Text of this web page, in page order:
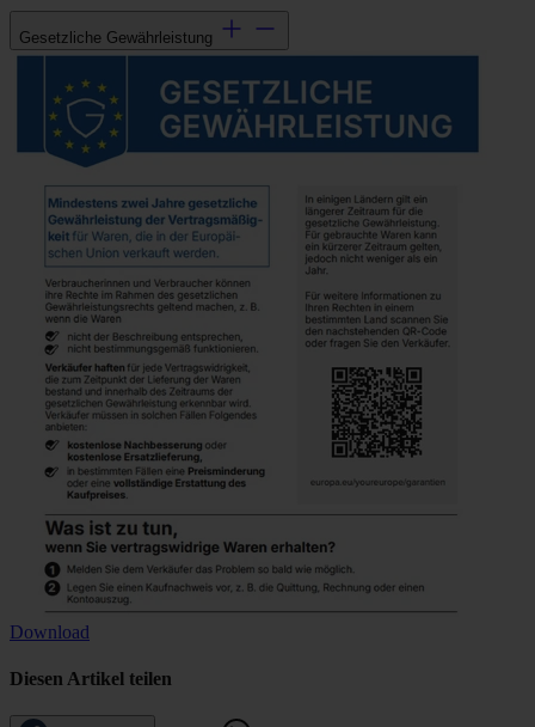
Gesetzliche Gewährleistung
Download
Diesen Artikel teilen